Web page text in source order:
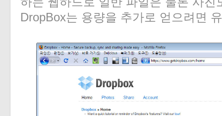
DropBox는 용량을 추가로 얻으려면